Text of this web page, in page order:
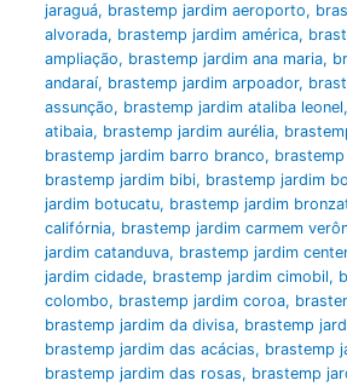
jaraguá, brastemp jardim aeroporto,
alvorada, brastemp jardim américa,
ampliação, brastemp jardim ana maria,
andaraí, brastemp jardim arpoador,
assunção, brastemp jardim ataliba leonel,
atibaia, brastemp jardim aurélia,
brastemp jardim barro branco,
brastemp jardim bibi, brastemp jardim
jardim botucatu, brastemp jardim
califórnia, brastemp jardim carmem
jardim catanduva, brastemp jardim
jardim cidade, brastemp jardim cimobil,
colombo, brastemp jardim coroa,
brastemp jardim da divisa, brastemp
brastemp jardim das acácias, brastemp
brastemp jardim das rosas, brastemp